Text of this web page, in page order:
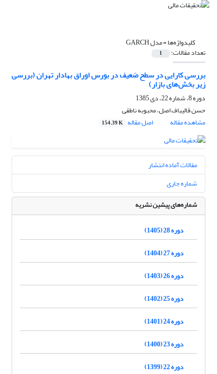
کلیدواژه‌ها =مدل GARCH
تعداد مقالات: 1
بررسی کارایی در سطح ضعیف در بورس اوراق بهادار تهران (بررسی
زیر بخش‌های بازار)
دوره 8، شماره 22، دی 1385
حسن قالیباف اصل، محبوبه ناطقی
مشاهده مقاله
اصل مقاله 154.39 K
مقالات آماده انتشار
شماره جاری
شماره‌های پیشین نشریه
دوره 28 (1405)
دوره 27 (1404)
دوره 26 (1403)
دوره 25 (1402)
دوره 24 (1401)
دوره 23 (1400)
دوره 22 (1399)